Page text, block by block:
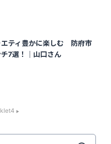
エティ豊かに楽しむ 防府市
7選！｜山口さん